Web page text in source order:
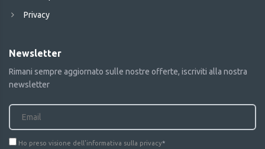
Privacy
Newsletter
Rimani sempre aggiornato sulle nostre offerte, iscriviti alla nostra
newsletter
Ho preso visione dell'informativa sulla privacy*